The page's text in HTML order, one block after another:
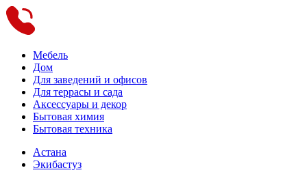
Мебель
Дом
Для заведений и офисов
Для террасы и сада
Аксессуары и декор
Бытовая химия
Бытовая техника
Астана
Экибастуз